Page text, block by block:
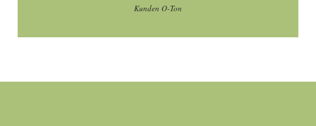
Kunden O-Ton